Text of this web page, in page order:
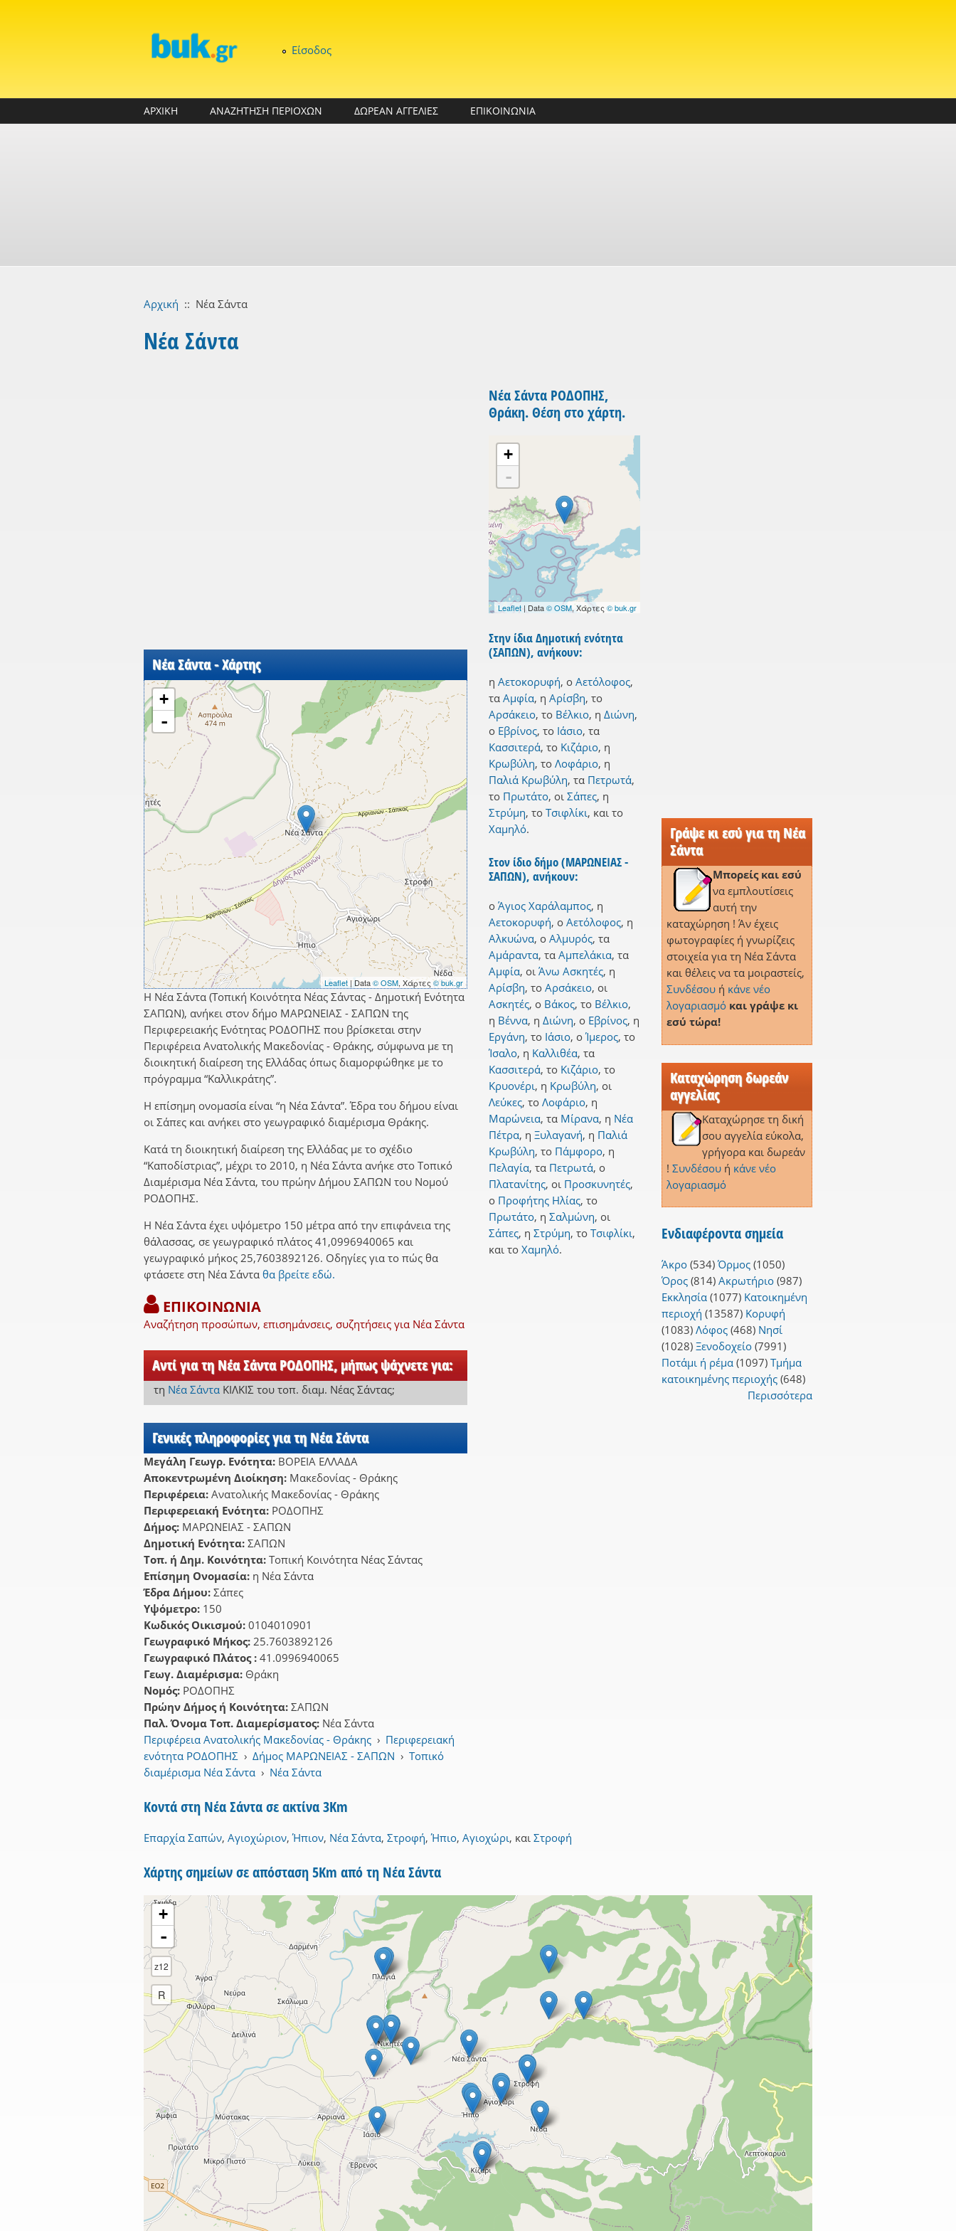
Είσοδος
ΑΡΧΙΚΗ ΑΝΑΖΗΤΗΣΗ ΠΕΡΙΟΧΩΝ ΔΩΡΕΑΝ ΑΓΓΕΛΙΕΣ ΕΠΙΚΟΙΝΩΝΙΑ
Αρχική :: Νέα Σάντα
Νέα Σάντα
Νέα Σάντα - Χάρτης
+
-
Leaflet| Data© OSM, Χάρτες© buk.gr
Η Νέα Σάντα (Τοπική Κοινότητα Νέας Σάντας - Δημοτική Ενότητα
ΣΑΠΩΝ), ανήκει στον δήμο ΜΑΡΩΝΕΙΑΣ - ΣΑΠΩΝ της
Περιφερειακής Ενότητας ΡΟΔΟΠΗΣ που βρίσκεται στην
Περιφέρεια Ανατολικής Μακεδονίας - Θράκης, σύμφωνα με τη
διοικητική διαίρεση της Ελλάδας όπως διαμορφώθηκε με το
πρόγραμμα “Καλλικράτης”.
Η επίσημη ονομασία είναι “η Νέα Σάντα”. Έδρα του δήμου είναι
οι Σάπες και ανήκει στο γεωγραφικό διαμέρισμα Θράκης.
Κατά τη διοικητική διαίρεση της Ελλάδας με το σχέδιο
“Καποδίστριας”, μέχρι το 2010, η Νέα Σάντα ανήκε στο Τοπικό
Διαμέρισμα Νέα Σάντα, του πρώην Δήμου ΣΑΠΩΝ του Νομού
ΡΟΔΟΠΗΣ.
Η Νέα Σάντα έχει υψόμετρο 150 μέτρα από την επιφάνεια της
θάλασσας, σε γεωγραφικό πλάτος 41,0996940065 και
γεωγραφικό μήκος 25,7603892126. Οδηγίες για το πώς θα
φτάσετε στη Νέα Σάντα θα βρείτε εδώ.
ΕΠΙΚΟΙΝΩΝΙΑ
Αναζήτηση προσώπων, επισημάνσεις, συζητήσεις για Νέα Σάντα
Αντί για τη Νέα Σάντα ΡΟΔΟΠΗΣ, μήπως ψάχνετε για:
τη Νέα Σάντα ΚΙΛΚΙΣ του τοπ. διαμ. Νέας Σάντας;
Γενικές πληροφορίες για τη Νέα Σάντα
Μεγάλη Γεωγρ. Ενότητα: ΒΟΡΕΙΑ ΕΛΛΑΔΑ
Αποκεντρωμένη Διοίκηση: Μακεδονίας - Θράκης
Περιφέρεια: Ανατολικής Μακεδονίας - Θράκης
Περιφερειακή Ενότητα: ΡΟΔΟΠΗΣ
Δήμος: ΜΑΡΩΝΕΙΑΣ - ΣΑΠΩΝ
Δημοτική Ενότητα: ΣΑΠΩΝ
Τοπ. ή Δημ. Κοινότητα: Τοπική Κοινότητα Νέας Σάντας
Επίσημη Ονομασία: η Νέα Σάντα
Έδρα Δήμου: Σάπες
Υψόμετρο: 150
Κωδικός Οικισμού: 0104010901
Γεωγραφικό Μήκος: 25.7603892126
Γεωγραφικό Πλάτος : 41.0996940065
Γεωγ. Διαμέρισμα: Θράκη
Νομός: ΡΟΔΟΠΗΣ
Πρώην Δήμος ή Κοινότητα: ΣΑΠΩΝ
Παλ. Όνομα Τοπ. Διαμερίσματος: Νέα Σάντα
Περιφέρεια Ανατολικής Μακεδονίας - Θράκης › Περιφερειακή
ενότητα ΡΟΔΟΠΗΣ › Δήμος ΜΑΡΩΝΕΙΑΣ - ΣΑΠΩΝ › Τοπικό
διαμέρισμα Νέα Σάντα › Νέα Σάντα
Νέα Σάντα ΡΟΔΟΠΗΣ,
Θράκη. Θέση στο χάρτη.
+
-
Leaflet| Data© OSM, Χάρτες © buk.gr
Στην ίδια Δημοτική ενότητα
(ΣΑΠΩΝ), ανήκουν:
η Αετοκορυφή, ο Αετόλοφος,
τα Αμφία, η Αρίσβη, το
Αρσάκειο, το Βέλκιο, η Διώνη,
ο Εβρίνος, το Ιάσιο, τα
Κασσιτερά, το Κιζάριο, η
Κρωβύλη, το Λοφάριο, η
Παλιά Κρωβύλη, τα Πετρωτά,
το Πρωτάτο, οι Σάπες, η
Στρύμη, το Τσιφλίκι, και το
Χαμηλό.
Στον ίδιο δήμο (ΜΑΡΩΝΕΙΑΣ -
ΣΑΠΩΝ), ανήκουν:
ο Άγιος Χαράλαμπος, η
Αετοκορυφή, ο Αετόλοφος, η
Αλκυώνα, ο Αλμυρός, τα
Αμάραντα, τα Αμπελάκια, τα
Αμφία, οι Άνω Ασκητές, η
Αρίσβη, το Αρσάκειο, οι
Ασκητές, ο Βάκος, το Βέλκιο,
η Βέννα, η Διώνη, ο Εβρίνος, η
Εργάνη, το Ιάσιο, ο Ίμερος, το
Ίσαλο, η Καλλιθέα, τα
Κασσιτερά, το Κιζάριο, το
Κρυονέρι, η Κρωβύλη, οι
Λεύκες, το Λοφάριο, η
Μαρώνεια, τα Μίρανα, η Νέα
Πέτρα, η Ξυλαγανή, η Παλιά
Κρωβύλη, το Πάμφορο, η
Πελαγία, τα Πετρωτά, ο
Πλατανίτης, οι Προσκυνητές,
ο Προφήτης Ηλίας, το
Πρωτάτο, η Σαλμώνη, οι
Σάπες, η Στρύμη, το Τσιφλίκι,
και το Χαμηλό.
Γράψε κι εσύ για τη Νέα
Σάντα
Μπορείς και εσύ
να εμπλουτίσεις
αυτή την
καταχώρηση ! Άν έχεις
φωτογραφίες ή γνωρίζεις
στοιχεία για τη Νέα Σάντα
και θέλεις να τα μοιραστείς,
Συνδέσουή κάνε νέο
λογαριασμό και γράψε κι
εσύ τώρα!
Καταχώρηση δωρεάν
αγγελίας
Καταχώρησε τη δική
σου αγγελία εύκολα,
γρήγορα και δωρεάν
! Συνδέσουή κάνε νέο
λογαριασμό
Ενδιαφέροντα σημεία
Άκρο(534) Όρμος(1050)
Όρος(814) Ακρωτήριο(987)
Εκκλησία(1077) Κατοικημένη
περιοχή (13587) Κορυφή
(1083) Λόφος(468) Νησί
(1028) Ξενοδοχείο(7991)
Ποτάμι ή ρέμα(1097) Τμήμα
κατοικημένης περιοχής(648)
Περισσότερα
Κοντά στη Νέα Σάντα σε ακτίνα 3Km
Επαρχία Σαπών, Αγιοχώριον,Ήπιον, Νέα Σάντα, Στροφή,Ήπιο, Αγιοχώρι, και Στροφή
Χάρτης σημείων σε απόσταση 5Km από τη Νέα Σάντα
+
-
z12
R